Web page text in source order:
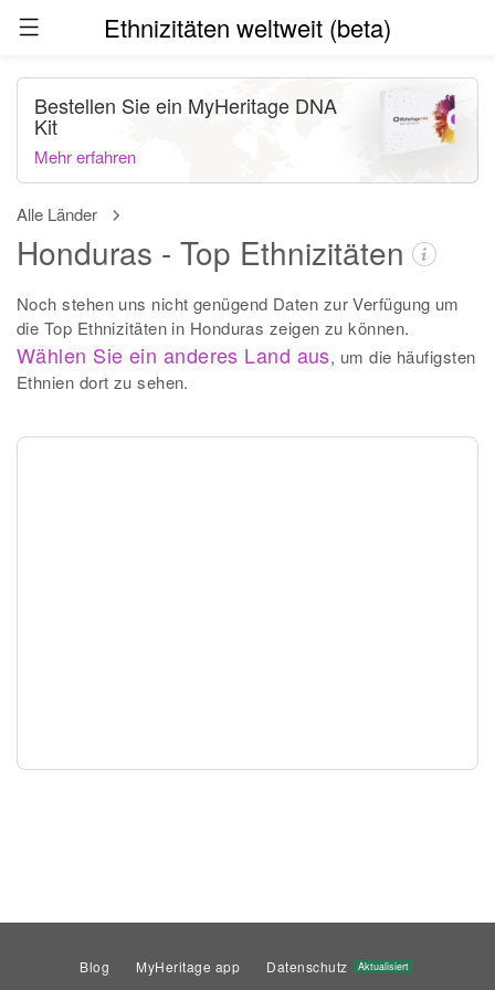
Ethnizitäten weltweit (beta)
Alle Länder
Honduras - Top Ethnizitäten
Noch stehen uns nicht genügend Daten zur Verfügung um
die Top Ethnizitäten in Honduras zeigen zu können.
Wählen Sie ein anderes Land aus, um die häufigsten
Ethnien dort zu sehen.
Bestellen Sie ein MyHeritage DNA
Kit
Mehr erfahren
Blog MyHeritage app Datenschutz Aktualisiert